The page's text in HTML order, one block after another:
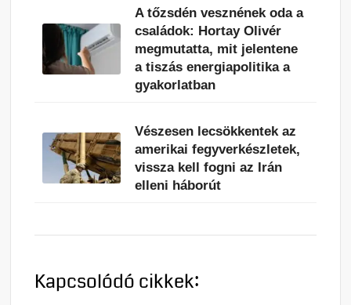
A tőzsdén vesznének oda a
családok: Hortay Olivér
megmutatta, mit jelentene
a tiszás energiapolitika a
gyakorlatban
Vészesen lecsökkentek az
amerikai fegyverkészletek,
vissza kell fogni az Irán
elleni háborút
Kapcsolódó cikkek: